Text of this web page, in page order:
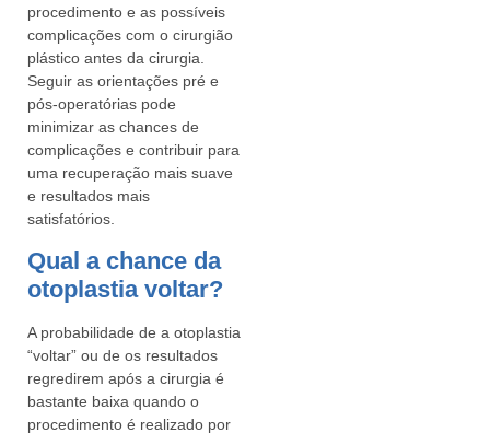
procedimento e as possíveis
complicações com o cirurgião
plástico antes da cirurgia.
Seguir as orientações pré e
pós-operatórias pode
minimizar as chances de
complicações e contribuir para
uma recuperação mais suave
e resultados mais
satisfatórios.
Qual a chance da
otoplastia voltar?
A probabilidade de a otoplastia
“voltar” ou de os resultados
regredirem após a cirurgia é
bastante baixa quando o
procedimento é realizado por